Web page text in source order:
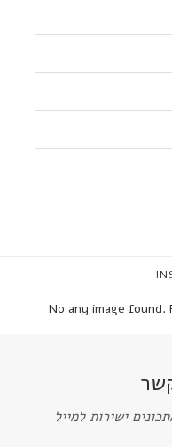
No any image
ישירות למייל